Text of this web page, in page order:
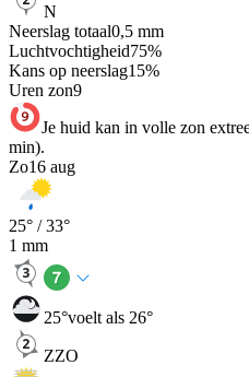
N
Neerslag totaal0,5 mm
Luchtvochtigheid75%
Kans op neerslag15%
Uren zon9
Je huid kan in volle zon
min).
Zo16 aug
25° /33°
1 mm
25°voelt als 26°
ZZO